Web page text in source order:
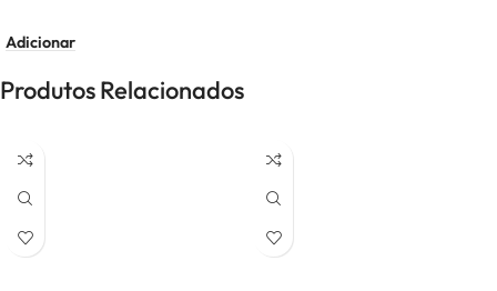
Adicionar
Produtos Relacionados